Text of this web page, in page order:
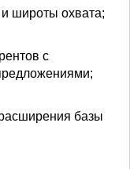
широты охвата;
с
базы